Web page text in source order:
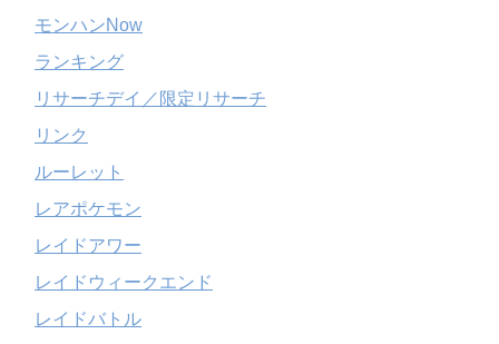
モンハンNow
ランキング
リサーチデイ／限定リサーチ
リンク
ルーレット
レアポケモン
レイドアワー
レイドウィークエンド
レイドバトル